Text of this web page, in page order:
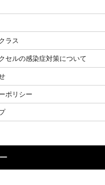
ラス
セルの感染症対策について
ポリシー